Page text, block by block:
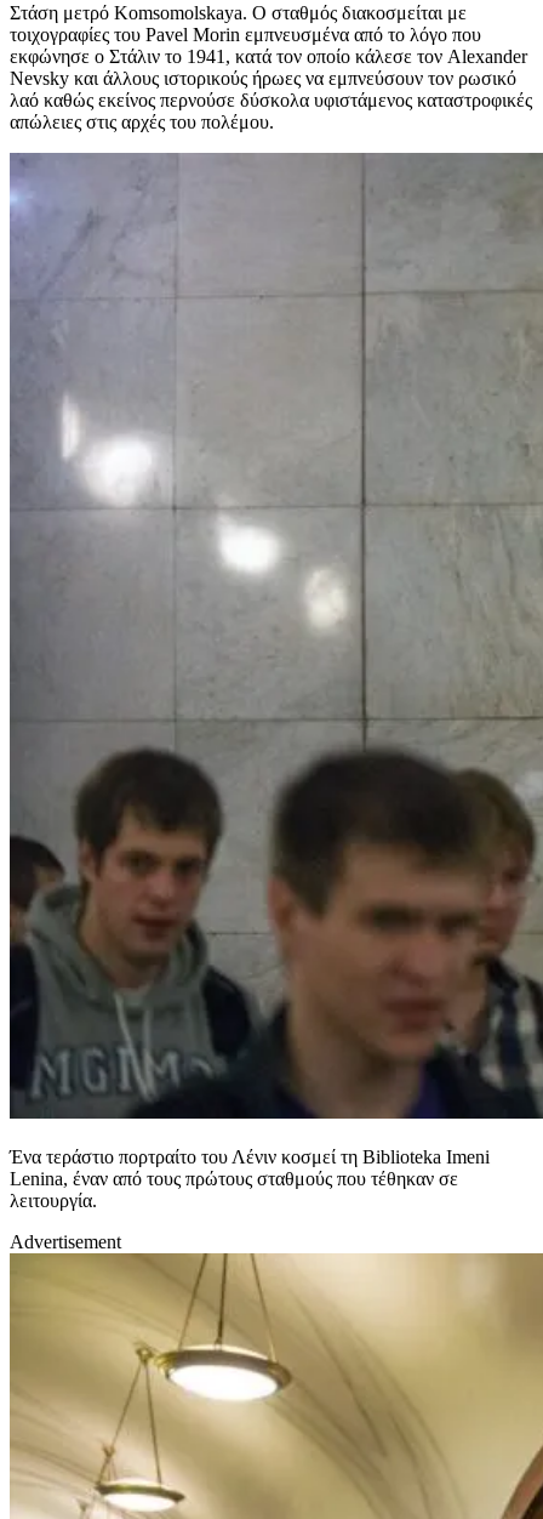
Στάση μετρό Komsomolskaya. Ο σταθμός διακοσμείται με
τοιχογραφίες του Pavel Morin εμπνευσμένα από το λόγο που
εκφώνησε ο Στάλιν το 1941, κατά τον οποίο κάλεσε τον Alexander
Nevsky και άλλους ιστορικούς ήρωες να εμπνεύσουν τον ρωσικό
λαό καθώς εκείνος περνούσε δύσκολα υφιστάμενος καταστροφικές
απώλειες στις αρχές του πολέμου.
Ένα τεράστιο πορτραίτο του Λένιν κοσμεί τη Biblioteka Imeni
Lenina, έναν από τους πρώτους σταθμούς που τέθηκαν σε
λειτουργία.
Advertisement